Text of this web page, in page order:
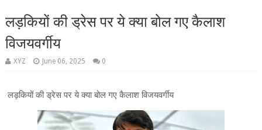
लड़कियों की ड्रेस पर ये क्या बोल गए कैलाश
विजयवर्गीय
XYZ June 06, 2025 0
लड़कियों की ड्रेस पर ये क्या बोल गए कैलाश विजयवर्गीय